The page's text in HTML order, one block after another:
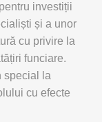
investiții
și a unor
cu privire la
funciare.
special la
cu efecte